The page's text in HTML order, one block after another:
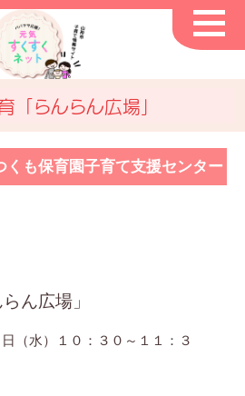
らんらん広場」
くも保育園子育て支援センター
ん広場」
水）１０：３０～１１：３